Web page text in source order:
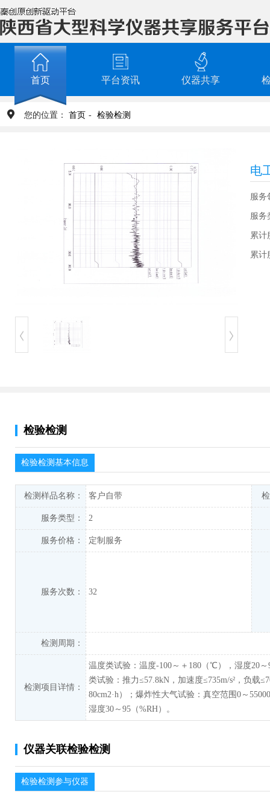
首页 平台资讯 仪器共享
您的位置： 首页 - 检验检测
服务
服务
检验检测
检验检测基本信息
检测样品名称： 客户自带
服务类型： 2
服务价格： 定制服务
服务次数： 32
检测周期：
检测项目详情：
温度类试验：温度-100～＋180（℃），湿度20
类试验：推力≤57.8kN，加速度≤735m/s²，负载
80cm2·h）；爆炸性大气试验：真空范围0～
湿度30～95（%RH）。
仪器关联检验检测
检验检测参与仪器